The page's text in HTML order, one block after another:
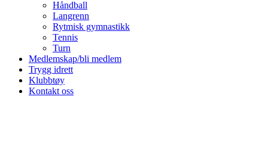
Håndball
Langrenn
Rytmisk gymnastikk
Tennis
Turn
Medlemskap/bli medlem
Trygg idrett
Klubbtøy
Kontakt oss